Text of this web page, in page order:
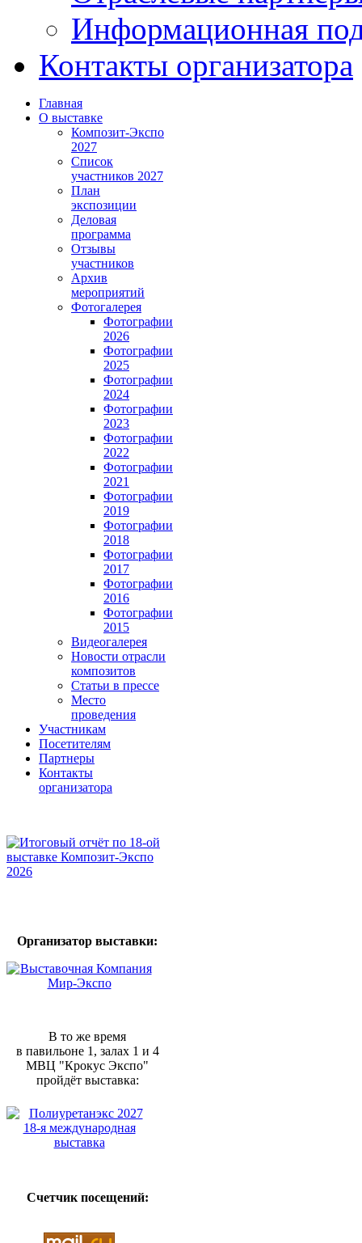
Информационная
Контакты организатора
Главная
О выставке
Композит-Экспо
2027
Список
участников 2027
План
экспозиции
Деловая
программа
Отзывы
участников
Архив
мероприятий
Фотогалерея
Фотографии
2026
Фотографии
2025
Фотографии
2024
Фотографии
2023
Фотографии
2022
Фотографии
2021
Фотографии
2019
Фотографии
2018
Фотографии
2017
Фотографии
2016
Фотографии
2015
Видеогалерея
Новости отрасли
композитов
Статьи в прессе
Место
проведения
Участникам
Посетителям
Партнеры
Контакты
организатора
Организатор выставки:
В то же время
в павильоне 1, залах 1 и 4
МВЦ "Крокус Экспо"
пройдёт выставка:
Счетчик посещений: